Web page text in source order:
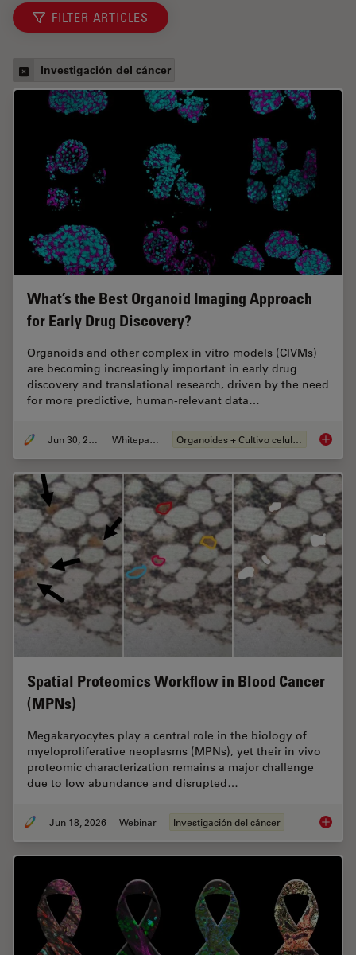
FILTER ARTICLES
Investigación del cáncer
What’s the Best Organoid Imaging Approach
for Early Drug Discovery?
Organoids and other complex in vitro models (CIVMs)
are becoming increasingly important in early drug
discovery and translational research, driven by the need
for more predictive, human-relevant data…
Jun 30, 2026 Whitepaper Organoides + Cultivo celular 3D
Spatial Proteomics Workflow in Blood Cancer
(MPNs)
Megakaryocytes play a central role in the biology of
myeloproliferative neoplasms (MPNs), yet their in vivo
proteomic characterization remains a major challenge
due to low abundance and disrupted…
Jun 18, 2026 Webinar Investigación del cáncer Spatial